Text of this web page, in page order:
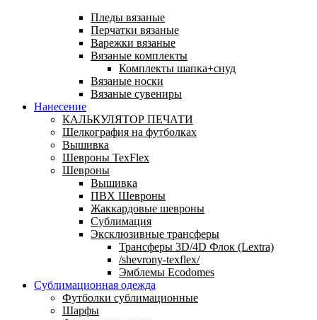
Пледы вязаные
Перчатки вязаные
Варежки вязаные
Вязаные комплекты
Комплекты шапка+снуд
Вязаные носки
Вязаные сувениры
Нанесение
КАЛЬКУЛЯТОР ПЕЧАТИ
Шелкография на футболках
Вышивка
Шевроны TexFlex
Шевроны
Вышивка
ПВХ Шевроны
Жаккардовые шевроны
Сублимация
Эксклюзивные трансферы
Трансферы 3D/4D Флок (Lextra)
/shevrony-texflex/
Эмблемы Ecodomes
Сублимационная одежда
Футболки сублимационные
Шарфы